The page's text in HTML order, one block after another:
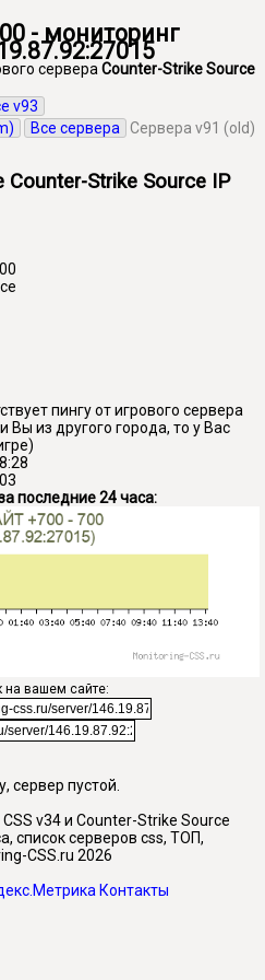
- мониторинг
сервера Counter-Strike Source
v93
Все сервера
Сервера v91 (old)
Strike Source IP
пингу от игрового сервера
Вы из другого города, то у Вас
последние 24 часа:
на вашем сайте:
сервер пустой.
v34 и Counter-Strike Source
список серверов css, ТОП,
CSS.ru 2026
Контакты